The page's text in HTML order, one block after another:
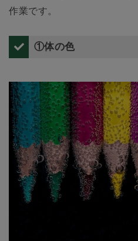
作業です。
①体の色